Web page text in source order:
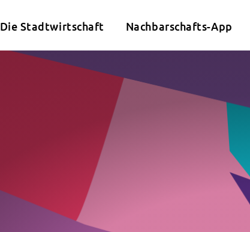
Die Stadtwirtschaft Nachbarschafts-App